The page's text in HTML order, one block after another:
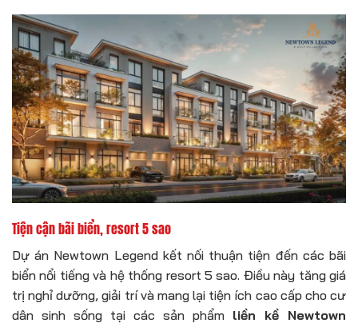
Tiện cận bãi biển, resort 5 sao
Dự án Newtown Legend kết nối thuận tiện đến các bãi
biển nổi tiếng và hệ thống resort 5 sao. Điều này tăng giá
trị nghỉ dưỡng, giải trí và mang lại tiện ích cao cấp cho cư
dân sinh sống tại các sản phẩm liền kề Newtown